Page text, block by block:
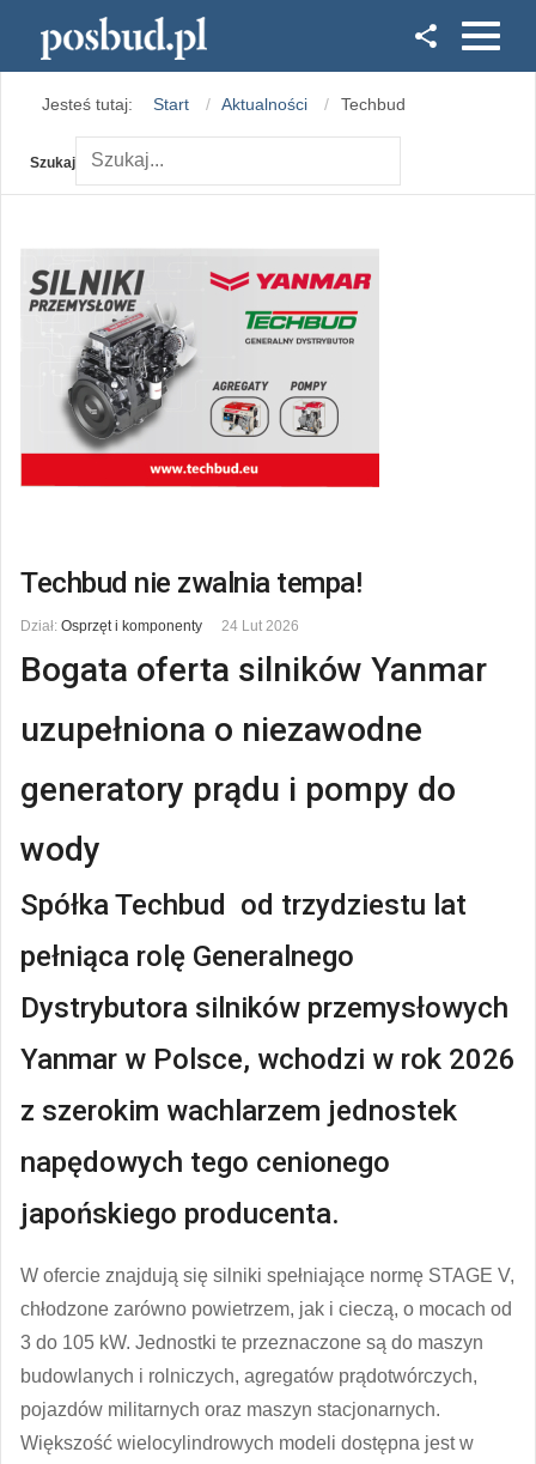
Instagram
Jesteś tutaj: Start Aktualności Techbud
Szukaj
Techbud nie zwalnia tempa!
Dział: Osprzęt i komponenty 24 Lut 2026
Bogata oferta silników Yanmar
uzupełniona o niezawodne
generatory prądu i pompy do
wody
Spółka Techbud od trzydziestu lat
pełniąca rolę Generalnego
Dystrybutora silników przemysłowych
Yanmar w Polsce, wchodzi w rok 2026
z szerokim wachlarzem jednostek
napędowych tego cenionego
japońskiego producenta.
W ofercie znajdują się silniki spełniające normę STAGE V,
chłodzone zarówno powietrzem, jak i cieczą, o mocach od
3 do 105 kW. Jednostki te przeznaczone są do maszyn
budowlanych i rolniczych, agregatów prądotwórczych,
pojazdów militarnych oraz maszyn stacjonarnych.
Większość wielocylindrowych modeli dostępna jest w